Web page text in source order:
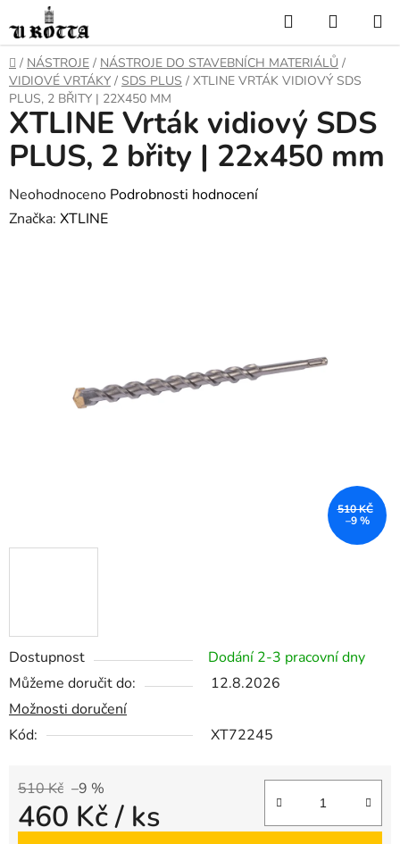
na
obsah
Hledat
KOŠÍK
DOMŮ
/ NÁSTROJE / NÁSTROJE DO STAVEBNÍCH MATERIÁLŮ /
VIDIOVÉ VRTÁKY / SDS PLUS / XTLINE VRTÁK VIDIOVÝ SDS
PLUS, 2 BŘITY | 22X450 MM
Dostupnost
Dodání 2-3 pracovní dny
Můžeme doručit do:
12.8.2026
Možnosti doručení
Kód:
XT72245
510 Kč –9 %
460 Kč/ ks
XTLINE Vrták vidiový SDS
PLUS, 2 břity | 22x450 mm
Průměrné
hodnocení
Neohodnoceno Podrobnosti hodnocení
Značka: XTLINE
510 KČ
–9 %